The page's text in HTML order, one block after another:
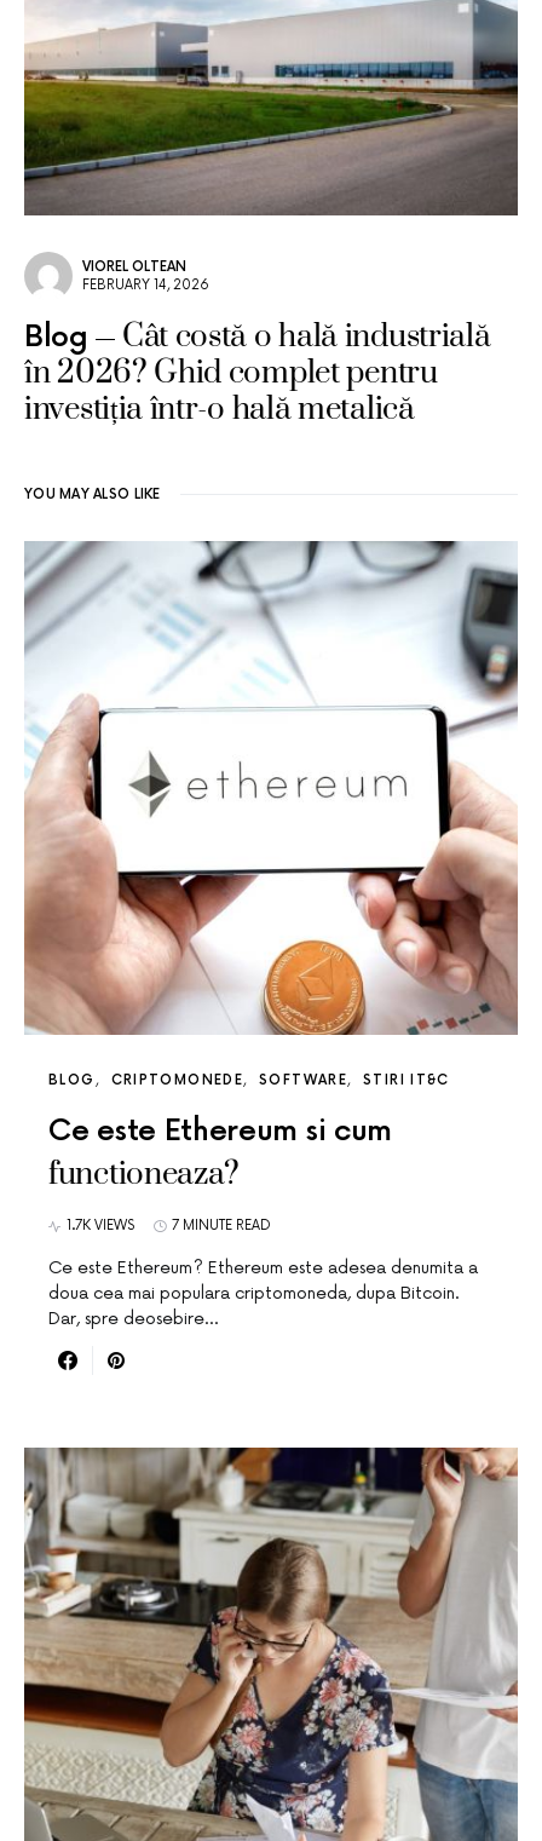
VIOREL OLTEAN
FEBRUARY 14, 2026
Blog
Cât costă o hală industrială
în 2026? Ghid complet pentru
investiția într-o hală metalică
YOU MAY ALSO LIKE
BLOG CRIPTOMONEDE SOFTWARE STIRI IT&C
Ce este Ethereum si cum
functioneaza?
1.7K VIEWS 7 MINUTE READ
Ce este Ethereum? Ethereum este adesea denumita a
doua cea mai populara criptomoneda, dupa Bitcoin.
Dar, spre deosebire…